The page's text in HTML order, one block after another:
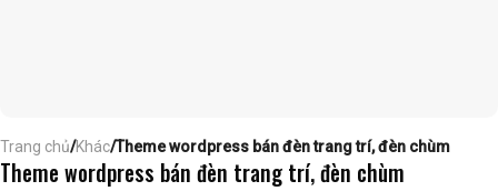
Trang chủ/Khác/Theme wordpress bán đèn trang trí, đèn chùm
Theme wordpress bán đèn trang trí, đèn chùm